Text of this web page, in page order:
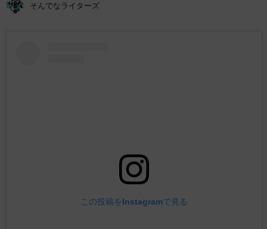
そんでなライターズ
この投稿をInstagramで見る